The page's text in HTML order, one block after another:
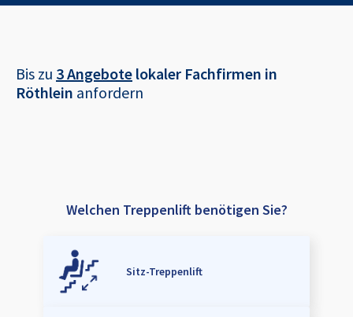
Bis zu 3 Angebote lokaler Fachfirmen in
Röthlein anfordern
Welchen Treppenlift benötigen Sie?
Sitz-Treppenlift